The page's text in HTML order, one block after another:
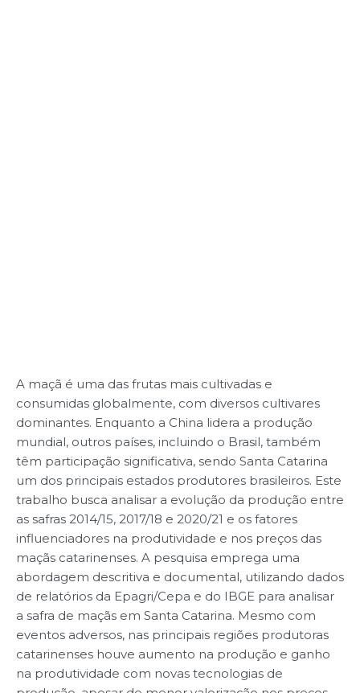
A maçã é uma das frutas mais cultivadas e
consumidas globalmente, com diversos cultivares
dominantes. Enquanto a China lidera a produção
mundial, outros países, incluindo o Brasil, também
têm participação significativa, sendo Santa Catarina
um dos principais estados produtores brasileiros. Este
trabalho busca analisar a evolução da produção entre
as safras 2014/15, 2017/18 e 2020/21 e os fatores
influenciadores na produtividade e nos preços das
maçãs catarinenses. A pesquisa emprega uma
abordagem descritiva e documental, utilizando dados
de relatórios da Epagri/Cepa e do IBGE para analisar
a safra de maçãs em Santa Catarina. Mesmo com
eventos adversos, nas principais regiões produtoras
catarinenses houve aumento na produção e ganho
na produtividade com novas tecnologias de